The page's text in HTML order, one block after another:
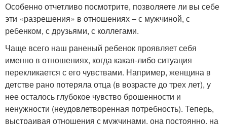
Особенно отчетливо посмотрите, позволяете ли вы себе
эти «разрешения» в отношениях – с мужчиной, с
ребенком, с друзьями, с коллегами.
Чаще всего наш раненый ребенок проявляет себя
именно в отношениях, когда какая-либо ситуация
перекликается с его чувствами. Например, женщина в
детстве рано потеряла отца (в возрасте до трех лет), у
нее осталось глубокое чувство брошенности и
ненужности (неудовлетворенная потребность). Теперь,
выстраивая отношения с мужчинами, она постоянно, на